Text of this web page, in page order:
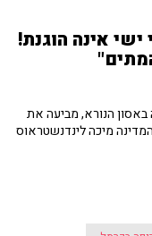
אינה הוגנת!
הנורא, מביעה את
מיכה לינדנשטראוס